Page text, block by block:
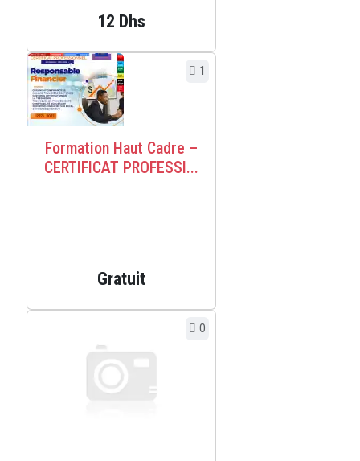
12 Dhs
1
Formation Haut Cadre –
CERTIFICAT PROFESSI...
Gratuit
0